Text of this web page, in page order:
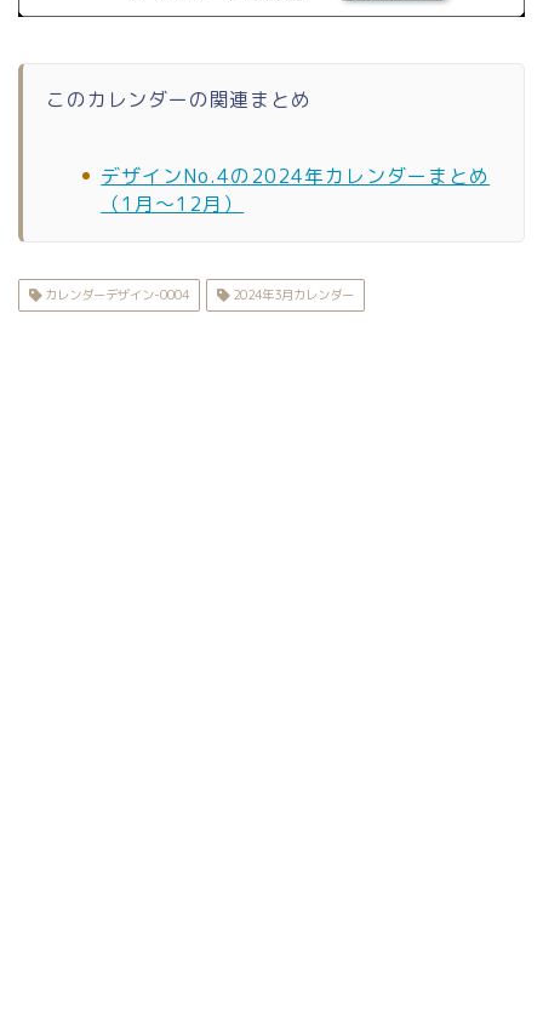
このカレンダーの関連まとめ
デザインNo.4の2024年カレンダーまとめ
（1月〜12月）
カレンダーデザイン-0004 2024年3月カレンダー